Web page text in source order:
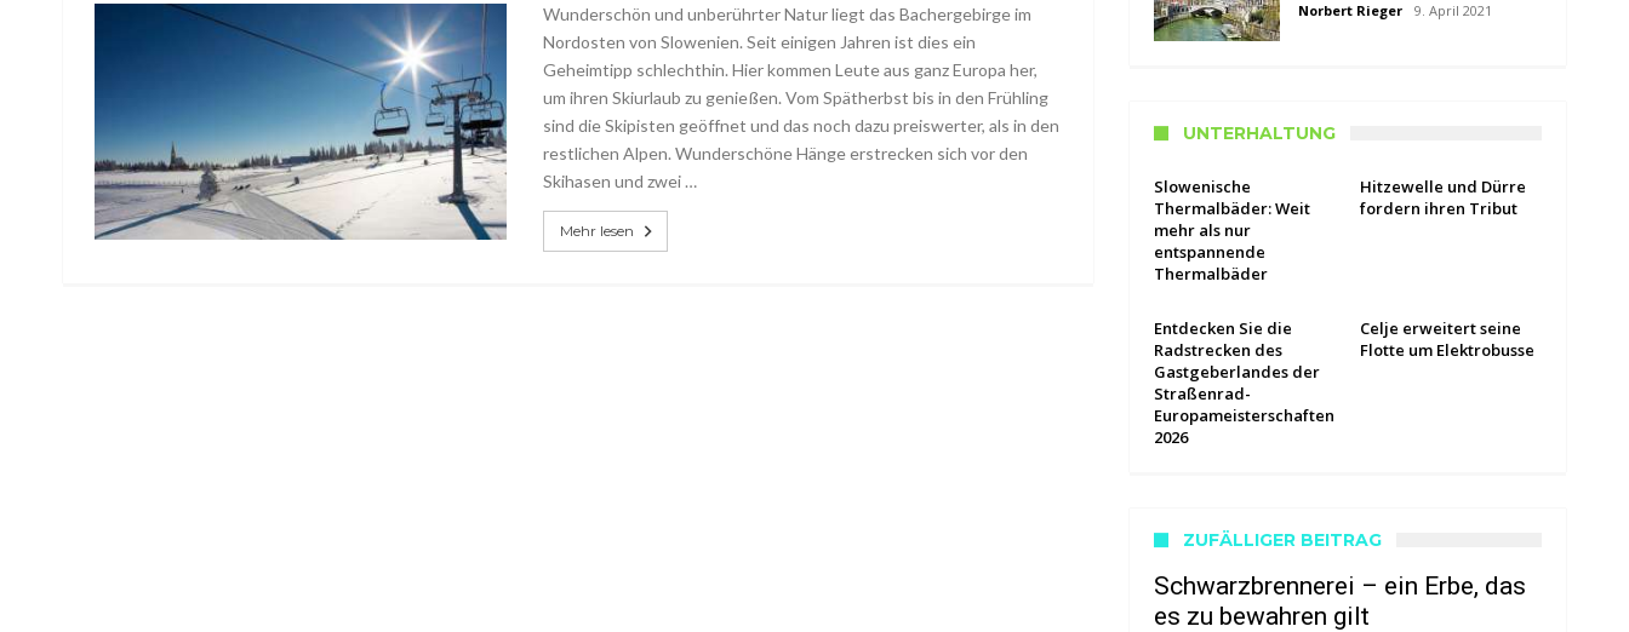
Wunderschön und unberührter Natur liegt das Bachergebirge im
Nordosten von Slowenien. Seit einigen Jahren ist dies ein
Geheimtipp schlechthin. Hier kommen Leute aus ganz Europa her,
um ihren Skiurlaub zu genießen. Vom Spätherbst bis in den Frühling
sind die Skipisten geöffnet und das noch dazu preiswerter, als in den
restlichen Alpen. Wunderschöne Hänge erstrecken sich vor den
Skihasen und zwei …
Mehr lesen
Norbert Rieger 9. April 2021
UNTERHALTUNG
Slowenische
Thermalbäder: Weit
mehr als nur
entspannende
Thermalbäder
Hitzewelle und Dürre
fordern ihren Tribut
Entdecken Sie die
Radstrecken des
Gastgeberlandes der
Straßenrad-
Europameisterschaften
2026
Celje erweitert seine
Flotte um Elektrobusse
ZUFÄLLIGER BEITRAG
Schwarzbrennerei – ein Erbe, das
es zu bewahren gilt